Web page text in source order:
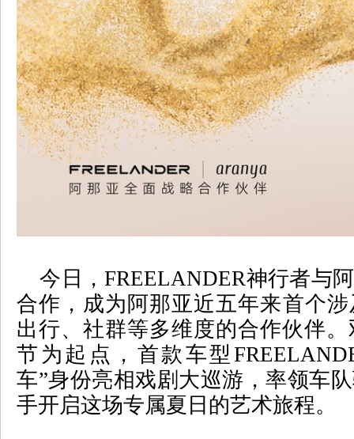
今日，FREELANDER神行者与
合作，成为阿那亚近五年来首个
出行、社群等多维度的合作伙伴
节为起点，首款车型
车”身份亮相戏剧大巡游，率领车
手开启这场专属夏日的艺术旅程。